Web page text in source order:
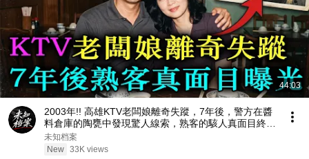
44:03
2003年!! 高雄KTV老闆娘離奇失蹤，7年後，警方在醬
料倉庫的陶甕中發現驚人線索，熟客的駭人真面目終於
曝光…
未知档案
New 33K views